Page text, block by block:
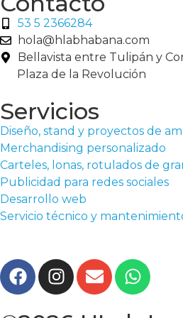
53 5 2366284
hola@hlabhabana.com
Bellavista entre Tulipán y
Plaza de la Revolución
Servicios
Diseño, stand y proyectos de
Merchandising personalizado
Carteles, lonas, rotulados de
Publicidad para redes sociales
Desarrollo web
Servicio técnico y